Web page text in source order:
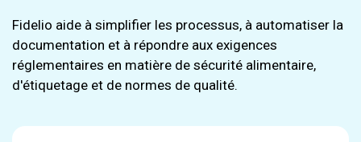
Fidelio aide à simplifier les processus, à automatiser la
documentation et à répondre aux exigences
réglementaires en matière de sécurité alimentaire,
d'étiquetage et de normes de qualité.